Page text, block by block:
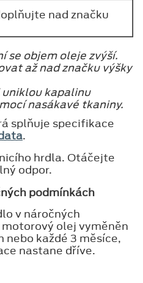
nad značku
se objem oleje zvýší.
až nad značku výšky
kapalinu
nasákavé tkaniny.
splňuje specifikace
.
hrdla. Otáčejte
odpor.
podmínkách
v náročných
olej vyměněn
každé 3 měsíce,
nastane dříve.